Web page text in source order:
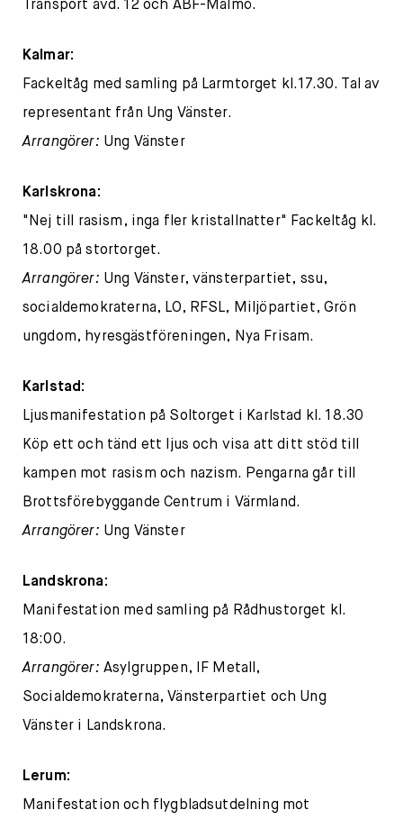
Transport avd. 12 och ABF-Malmö.
Kalmar:
Fackeltåg med samling på Larmtorget kl.17.30. Tal av
representant från Ung Vänster.
Arrangörer: Ung Vänster
Karlskrona:
"Nej till rasism, inga fler kristallnatter" Fackeltåg kl.
18.00 på stortorget.
Arrangörer: Ung Vänster, vänsterpartiet, ssu,
socialdemokraterna, LO, RFSL, Miljöpartiet, Grön
ungdom, hyresgästföreningen, Nya Frisam.
Karlstad:
Ljusmanifestation på Soltorget i Karlstad kl. 18.30
Köp ett och tänd ett ljus och visa att ditt stöd till
kampen mot rasism och nazism. Pengarna går till
Brottsförebyggande Centrum i Värmland.
Arrangörer: Ung Vänster
Landskrona:
Manifestation med samling på Rådhustorget kl.
18:00.
Arrangörer: Asylgruppen, IF Metall,
Socialdemokraterna, Vänsterpartiet och Ung
Vänster i Landskrona.
Lerum:
Manifestation och flygbladsutdelning mot